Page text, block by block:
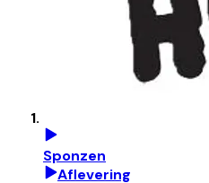
Sponzen
Aflevering